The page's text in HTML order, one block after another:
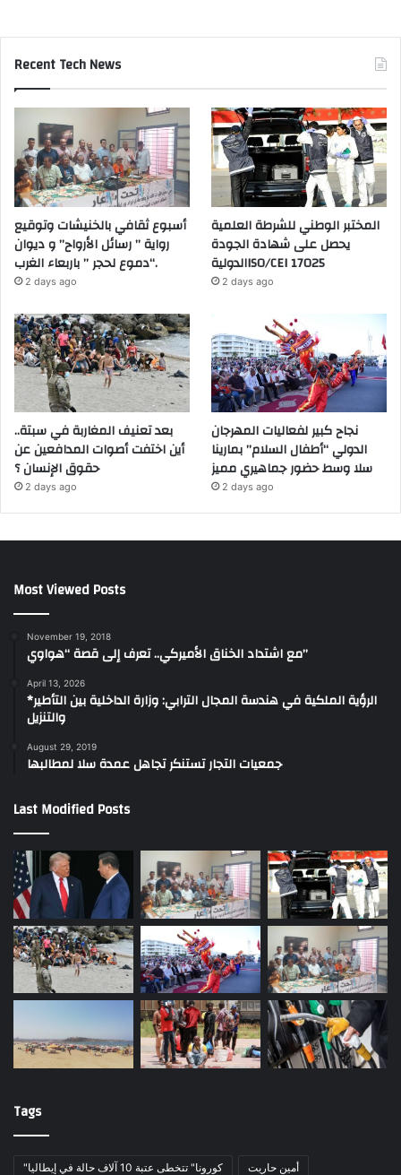
Recent Tech News
أسبوع ثقافي بالخنيشات وتوقيع
رواية ” رسائل الأرواح” و ديوان
“دموع لحجر ” باربعاء الغرب.
2 days ago
المختبر الوطني للشرطة العلمية
يحصل على شهادة الجودة
الدوليةISO/CEI 17025
2 days ago
بعد تعنيف المغاربة في سبتة..
أين اختفت أصوات المدافعين عن
حقوق الإنسان ؟
2 days ago
نجاح كبير لفعاليات المهرجان
الدولي “أطفال السلام” بمارينا
سلا وسط حضور جماهيري مميز
2 days ago
Most Viewed Posts
November 19, 2018
مع اشتداد الخناق الأميركي.. تعرف إلى قصة “هواوي”
April 13, 2026
*الرؤية الملكية في هندسة المجال الترابي: وزارة الداخلية بين التأطير
والتنزيل
August 29, 2019
جمعيات التجار تستنكر تجاهل عمدة سلا لمطالبها
Last Modified Posts
Tags
"كورونا" تتخطى عتبة 10 آلاف حالة في إيطاليا أمين حاريت